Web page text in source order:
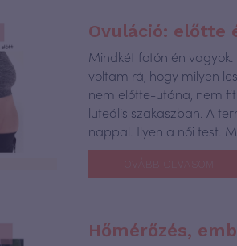
Ovuláció: előtte
Mindkét fotón én vagyok.
voltam rá, hogy milyen
nem előtte-utána, nem
luteális szakaszban. A
nappal. Ilyen a női test.
Hőmérőzés,